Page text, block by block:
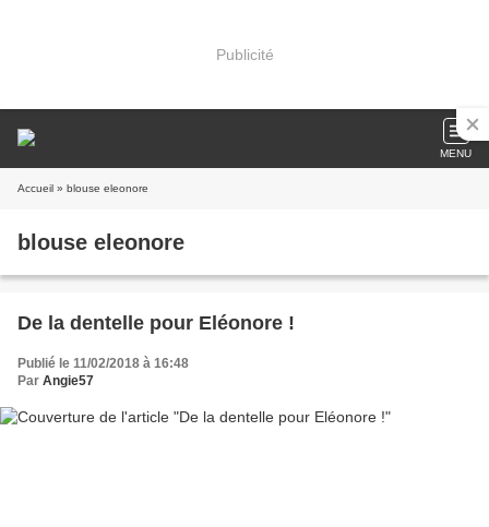
Publicité
MENU
Accueil » blouse eleonore
blouse eleonore
De la dentelle pour Eléonore !
Publié le 11/02/2018 à 16:48
Par Angie57